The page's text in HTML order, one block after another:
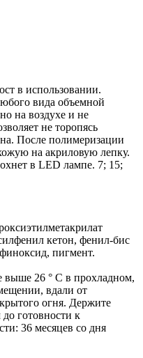
в использовании.
вида объемной
на воздухе и не
не торопясь
После полимеризации
на акриловую лепку.
в LED лампе. 7; 15;
кетон, фенил-бис
пигмент.
выше 26 ° C в прохладном,
вдали от
огня. Держите
готовности к
36 месяцев со дня